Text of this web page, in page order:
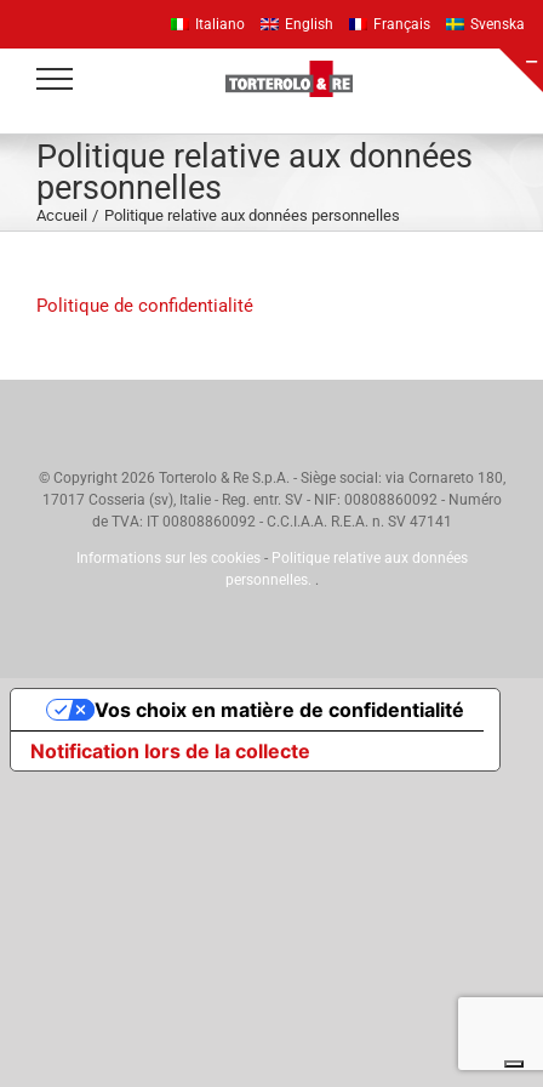
contenu
Politique relative aux données
personnelles
Accueil Politique relative aux données personnelles
Politique de confidentialité
© Copyright 2026 Torterolo & Re S.p.A. - Siège social: via Cornareto 180,
17017 Cosseria (sv), Italie - Reg. entr. SV - NIF: 00808860092 - Numéro
de TVA: IT 00808860092 - C.C.I.A.A. R.E.A. n. SV 47141
Informations sur les cookies - Politique relative aux données
personnelles. .
Italiano English Français Svenska
Notification lors de la collecte
Vos choix en matière de confidentialité